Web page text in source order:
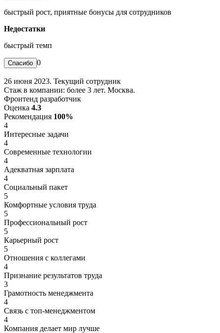
быстрый рост, приятные бонусы для сотрудников
Недостатки
быстрый темп
0
26 июня 2023. Текущий сотрудник
Стаж в компании: более 3 лет. Москва.
Фронтенд разработчик
Оценка 4.3
Рекомендация 100%
4
Интересные задачи
4
Современные технологии
4
Адекватная зарплата
4
Социальный пакет
5
Комфортные условия труда
5
Профессиональный рост
5
Карьерный рост
5
Отношения с коллегами
4
Признание результатов труда
3
Грамотность менеджмента
4
Связь с топ-менеджментом
4
Компания делает мир лучше